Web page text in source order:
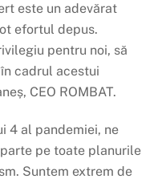
este un adevărat
efortul depus.
pentru noi, să
cadrul acestui
CEO ROMBAT.
4 al pandemiei, ne
pe toate planurile
Suntem extrem de